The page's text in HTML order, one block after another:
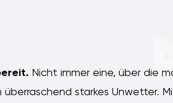
Nicht immer eine, über die
starkes Unwetter.